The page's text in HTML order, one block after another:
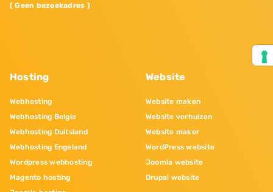
( Geen bezoekadres )
Hosting
Webhosting
Webhosting Belgie
Webhosting Duitsland
Webhosting Engeland
Wordpress webhosting
Magento hosting
Website
Website maken
Website verhuizen
Website maker
WordPress website
Joomla website
Drupal website